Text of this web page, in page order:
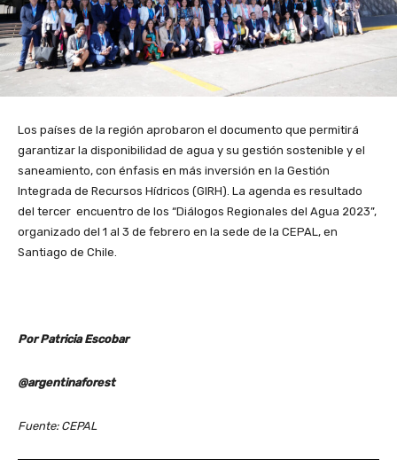
Los países de la región aprobaron el documento que permitirá
garantizar la disponibilidad de agua y su gestión sostenible y el
saneamiento, con énfasis en más inversión en la Gestión
Integrada de Recursos Hídricos (GIRH). La agenda es resultado
del tercer encuentro de los “Diálogos Regionales del Agua 2023”,
organizado del 1 al 3 de febrero en la sede de la CEPAL, en
Santiago de Chile.
Por Patricia Escobar
@argentinaforest
Fuente: CEPAL